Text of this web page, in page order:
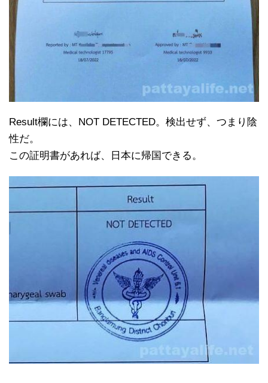
Result欄には、NOT DETECTED。検出せず、つまり陰
性だ。
この証明書があれば、日本に帰国できる。